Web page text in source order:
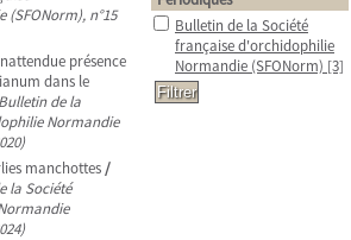
n°15
présence
dans le
de la
Normandie
manchottes/
la Société
Bulletin de la Société
française d'orchidophilie
Normandie (SFONorm) [3]